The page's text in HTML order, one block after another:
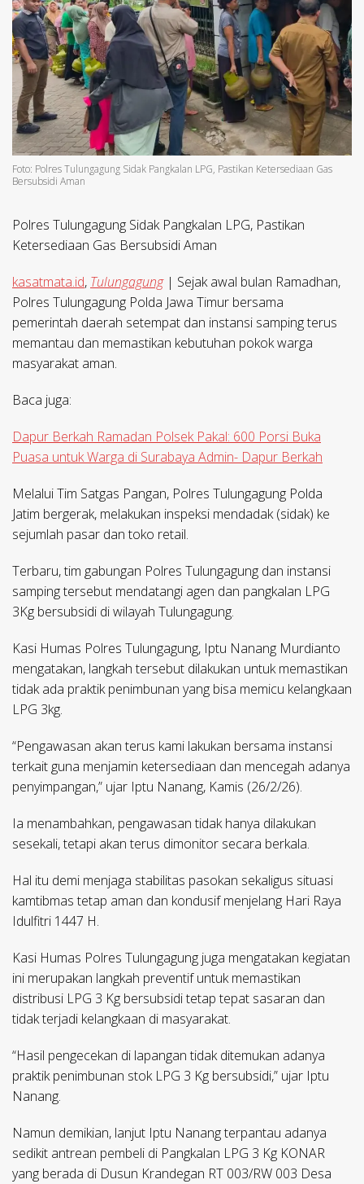
Foto: Polres Tulungagung Sidak Pangkalan LPG, Pastikan Ketersediaan Gas
Bersubsidi Aman
Polres Tulungagung Sidak Pangkalan LPG, Pastikan
Ketersediaan Gas Bersubsidi Aman
kasatmata.id, Tulungagung| Sejak awal bulan Ramadhan,
Polres Tulungagung Polda Jawa Timur bersama
pemerintah daerah setempat dan instansi samping terus
memantau dan memastikan kebutuhan pokok warga
masyarakat aman.
Baca juga:
Dapur Berkah Ramadan Polsek Pakal: 600 Porsi Buka
Puasa untuk Warga di Surabaya Admin- Dapur Berkah
Melalui Tim Satgas Pangan, Polres Tulungagung Polda
Jatim bergerak, melakukan inspeksi mendadak (sidak) ke
sejumlah pasar dan toko retail.
Terbaru, tim gabungan Polres Tulungagung dan instansi
samping tersebut mendatangi agen dan pangkalan LPG
3Kg bersubsidi di wilayah Tulungagung.
Kasi Humas Polres Tulungagung, Iptu Nanang Murdianto
mengatakan, langkah tersebut dilakukan untuk memastikan
tidak ada praktik penimbunan yang bisa memicu kelangkaan
LPG 3kg.
“Pengawasan akan terus kami lakukan bersama instansi
terkait guna menjamin ketersediaan dan mencegah adanya
penyimpangan,” ujar Iptu Nanang, Kamis (26/2/26).
Ia menambahkan, pengawasan tidak hanya dilakukan
sesekali, tetapi akan terus dimonitor secara berkala.
Hal itu demi menjaga stabilitas pasokan sekaligus situasi
kamtibmas tetap aman dan kondusif menjelang Hari Raya
Idulfitri 1447 H.
Kasi Humas Polres Tulungagung juga mengatakan kegiatan
ini merupakan langkah preventif untuk memastikan
distribusi LPG 3 Kg bersubsidi tetap tepat sasaran dan
tidak terjadi kelangkaan di masyarakat.
“Hasil pengecekan di lapangan tidak ditemukan adanya
praktik penimbunan stok LPG 3 Kg bersubsidi,” ujar Iptu
Nanang.
Namun demikian, lanjut Iptu Nanang terpantau adanya
sedikit antrean pembeli di Pangkalan LPG 3 Kg KONAR
yang berada di Dusun Krandegan RT 003/RW 003 Desa